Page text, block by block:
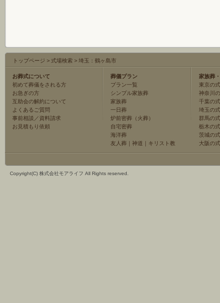
トップページ > 式場検索 > 埼玉：鶴ヶ島市
お葬式について
初めて葬儀をされる方
お急ぎの方
互助会の解約について
よくあるご質問
事前相談／資料請求
お見積もり依頼
葬儀プラン
プラン一覧
シンプル家族葬
家族葬
一日葬
炉前密葬（火葬）
自宅密葬
海洋葬
友人葬 ｜ 神道 ｜ キリスト教
家族葬
東京の
神奈川
千葉の
埼玉の
群馬の
栃木の
茨城の
大阪の
Copyright(C) 株式会社モアライフ All Rights reserved.